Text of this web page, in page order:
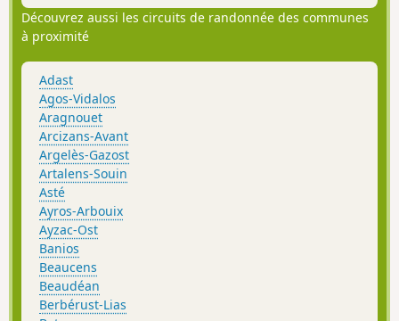
Découvrez aussi les circuits de randonnée des communes
à proximité
Adast
Agos-Vidalos
Aragnouet
Arcizans-Avant
Argelès-Gazost
Artalens-Souin
Asté
Ayros-Arbouix
Ayzac-Ost
Banios
Beaucens
Beaudéan
Berbérust-Lias